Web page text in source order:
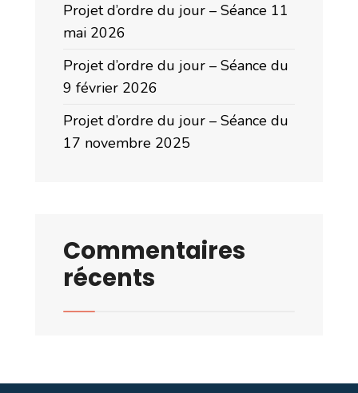
Projet d’ordre du jour – Séance 11
mai 2026
Projet d’ordre du jour – Séance du
9 février 2026
Projet d’ordre du jour – Séance du
17 novembre 2025
Commentaires
récents